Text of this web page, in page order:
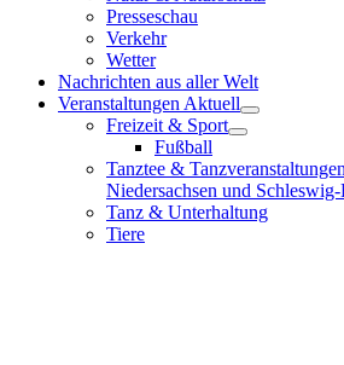
Presseschau
Verkehr
Wetter
Nachrichten aus aller Welt
Veranstaltungen Aktuell
Freizeit & Sport
Fußball
Tanztee &
Niedersachsen und
Tanz & Unterhaltung
Tiere